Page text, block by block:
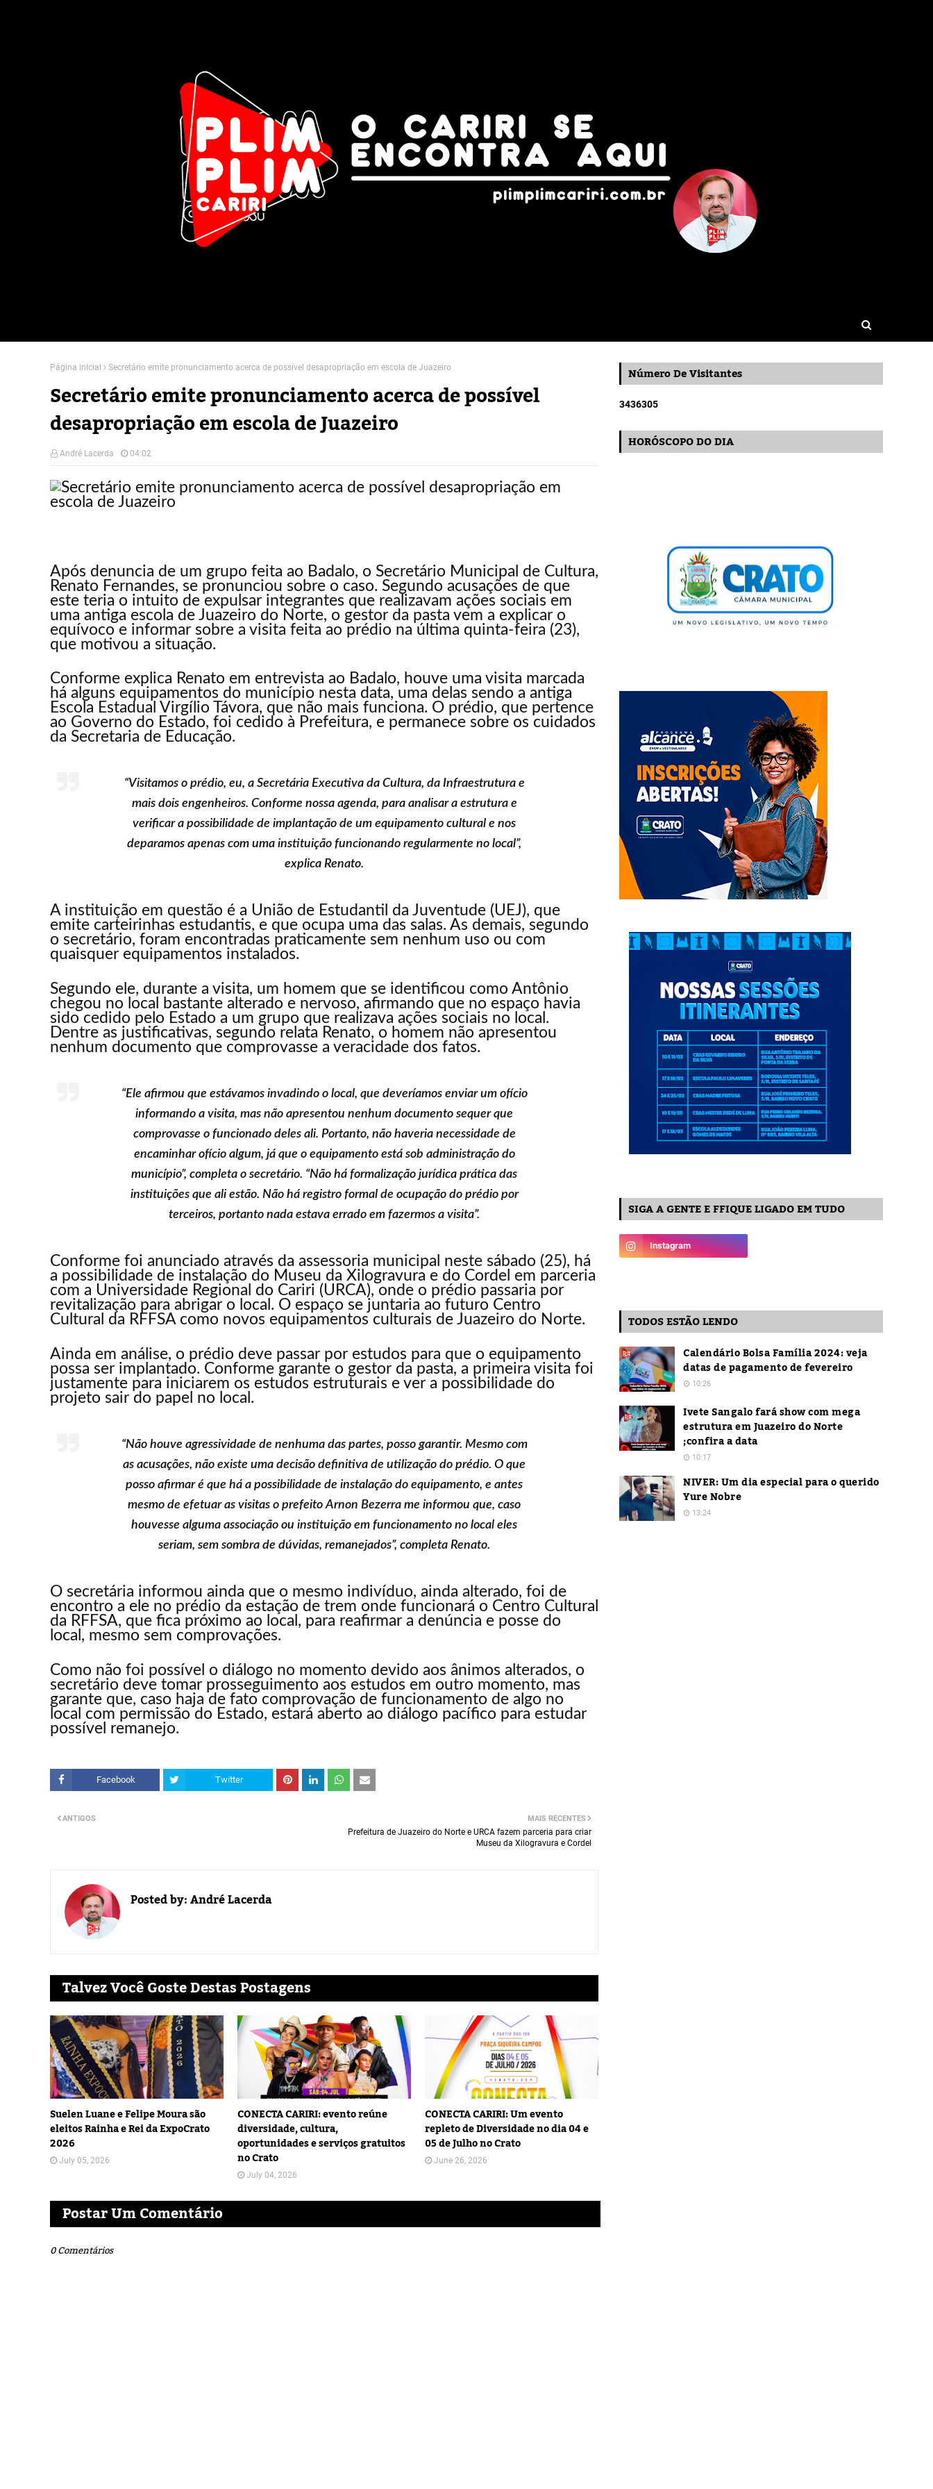
Página inicial Secretário emite pronunciamento acerca de possível desapropriação em escola de Juazeiro
Secretário emite pronunciamento acerca de possível
desapropriação em escola de Juazeiro
André Lacerda 04:02
Após denuncia de um grupo feita ao Badalo, o Secretário Municipal de Cultura,
Renato Fernandes, se pronunciou sobre o caso. Segundo acusações de que
este teria o intuito de expulsar integrantes que realizavam ações sociais em
uma antiga escola de Juazeiro do Norte, o gestor da pasta vem a explicar o
equívoco e informar sobre a visita feita ao prédio na última quinta-feira (23),
que motivou a situação.
Conforme explica Renato em entrevista ao Badalo, houve uma visita marcada
há alguns equipamentos do município nesta data, uma delas sendo a antiga
Escola Estadual Virgílio Távora, que não mais funciona. O prédio, que pertence
ao Governo do Estado, foi cedido à Prefeitura, e permanece sobre os cuidados
da Secretaria de Educação.
“Visitamos o prédio, eu, a Secretária Executiva da Cultura, da Infraestrutura e
mais dois engenheiros. Conforme nossa agenda, para analisar a estrutura e
verificar a possibilidade de implantação de um equipamento cultural e nos
deparamos apenas com uma instituição funcionando regularmente no local”,
explica Renato.
A instituição em questão é a União de Estudantil da Juventude (UEJ), que
emite carteirinhas estudantis, e que ocupa uma das salas. As demais, segundo
o secretário, foram encontradas praticamente sem nenhum uso ou com
quaisquer equipamentos instalados.
Segundo ele, durante a visita, um homem que se identificou como Antônio
chegou no local bastante alterado e nervoso, afirmando que no espaço havia
sido cedido pelo Estado a um grupo que realizava ações sociais no local.
Dentre as justificativas, segundo relata Renato, o homem não apresentou
nenhum documento que comprovasse a veracidade dos fatos.
“Ele afirmou que estávamos invadindo o local, que deveríamos enviar um ofício
informando a visita, mas não apresentou nenhum documento sequer que
comprovasse o funcionado deles ali. Portanto, não haveria necessidade de
encaminhar ofício algum, já que o equipamento está sob administração do
município”, completa o secretário. “Não há formalização jurídica prática das
instituições que ali estão. Não há registro formal de ocupação do prédio por
terceiros, portanto nada estava errado em fazermos a visita”.
Conforme foi anunciado através da assessoria municipal neste sábado (25), há
a possibilidade de instalação do Museu da Xilogravura e do Cordel em parceria
com a Universidade Regional do Cariri (URCA), onde o prédio passaria por
revitalização para abrigar o local. O espaço se juntaria ao futuro Centro
Cultural da RFFSA como novos equipamentos culturais de Juazeiro do Norte.
Ainda em análise, o prédio deve passar por estudos para que o equipamento
possa ser implantado. Conforme garante o gestor da pasta, a primeira visita foi
justamente para iniciarem os estudos estruturais e ver a possibilidade do
projeto sair do papel no local.
“Não houve agressividade de nenhuma das partes, posso garantir. Mesmo com
as acusações, não existe uma decisão definitiva de utilização do prédio. O que
posso afirmar é que há a possibilidade de instalação do equipamento, e antes
mesmo de efetuar as visitas o prefeito Arnon Bezerra me informou que, caso
houvesse alguma associação ou instituição em funcionamento no local eles
seriam, sem sombra de dúvidas, remanejados”, completa Renato.
O secretária informou ainda que o mesmo indivíduo, ainda alterado, foi de
encontro a ele no prédio da estação de trem onde funcionará o Centro Cultural
da RFFSA, que fica próximo ao local, para reafirmar a denúncia e posse do
local, mesmo sem comprovações.
Como não foi possível o diálogo no momento devido aos ânimos alterados, o
secretário deve tomar prosseguimento aos estudos em outro momento, mas
garante que, caso haja de fato comprovação de funcionamento de algo no
local com permissão do Estado, estará aberto ao diálogo pacífico para estudar
possível remanejo.
Facebook Twitter
MAIS RECENTES
Prefeitura de Juazeiro do Norte e URCA fazem parceria para criar
Museu da Xilogravura e Cordel
ANTIGOS
Posted by:André Lacerda
Talvez Você Goste Destas Postagens
Suelen Luane e Felipe Moura são
eleitos Rainha e Rei da ExpoCrato
2026
July 05, 2026
CONECTA CARIRI: evento reúne
diversidade, cultura,
oportunidades e serviços gratuitos
no Crato
July 04, 2026
CONECTA CARIRI: Um evento
repleto de Diversidade no dia 04 e
05 de Julho no Crato
June 26, 2026
Postar Um Comentário
0 Comentários
Número De Visitantes
3436305
HORÓSCOPO DO DIA
SIGA A GENTE E FFIQUE LIGADO EM TUDO
TODOS ESTÃO LENDO
Calendário Bolsa Família 2024: veja
datas de pagamento de fevereiro
10:26
Ivete Sangalo fará show com mega
estrutura em Juazeiro do Norte
;confira a data
10:17
NIVER: Um dia especial para o querido
Yure Nobre
13:24